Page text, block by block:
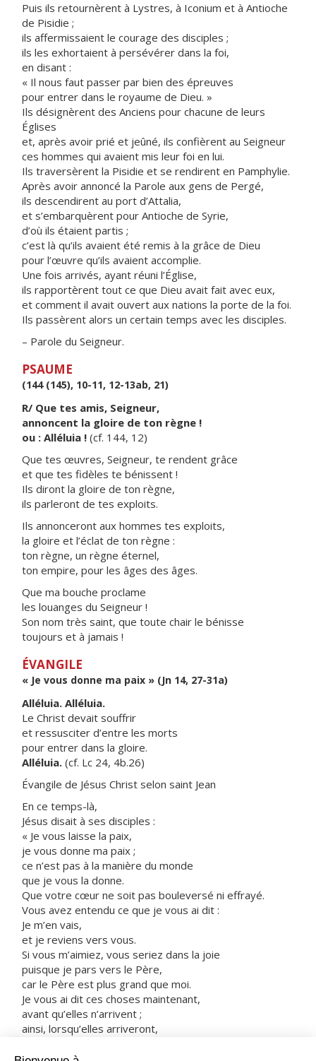
Puis ils retournèrent à Lystres, à Iconium et à Antioche
de Pisidie ;
ils affermissaient le courage des disciples ;
ils les exhortaient à persévérer dans la foi,
en disant :
« Il nous faut passer par bien des épreuves
pour entrer dans le royaume de Dieu. »
Ils désignèrent des Anciens pour chacune de leurs
Églises
et, après avoir prié et jeûné, ils confièrent au Seigneur
ces hommes qui avaient mis leur foi en lui.
Ils traversèrent la Pisidie et se rendirent en Pamphylie.
Après avoir annoncé la Parole aux gens de Pergé,
ils descendirent au port d’Attalia,
et s’embarquèrent pour Antioche de Syrie,
d’où ils étaient partis ;
c’est là qu’ils avaient été remis à la grâce de Dieu
pour l’œuvre qu’ils avaient accomplie.
Une fois arrivés, ayant réuni l’Église,
ils rapportèrent tout ce que Dieu avait fait avec eux,
et comment il avait ouvert aux nations la porte de la foi.
Ils passèrent alors un certain temps avec les disciples.
– Parole du Seigneur.
PSAUME
(144 (145), 10-11, 12-13ab, 21)
R/ Que tes amis, Seigneur,
annoncent la gloire de ton règne !
ou : Alléluia ! (cf. 144, 12)
Que tes œuvres, Seigneur, te rendent grâce
et que tes fidèles te bénissent !
Ils diront la gloire de ton règne,
ils parleront de tes exploits.
Ils annonceront aux hommes tes exploits,
la gloire et l’éclat de ton règne :
ton règne, un règne éternel,
ton empire, pour les âges des âges.
Que ma bouche proclame
les louanges du Seigneur !
Son nom très saint, que toute chair le bénisse
toujours et à jamais !
ÉVANGILE
« Je vous donne ma paix » (Jn 14, 27-31a)
Alléluia. Alléluia.
Le Christ devait souffrir
et ressusciter d’entre les morts
pour entrer dans la gloire.
Alléluia. (cf. Lc 24, 4b.26)
Évangile de Jésus Christ selon saint Jean
En ce temps-là,
Jésus disait à ses disciples :
« Je vous laisse la paix,
je vous donne ma paix ;
ce n’est pas à la manière du monde
que je vous la donne.
Que votre cœur ne soit pas bouleversé ni effrayé.
Vous avez entendu ce que je vous ai dit :
Je m’en vais,
et je reviens vers vous.
Si vous m’aimiez, vous seriez dans la joie
puisque je pars vers le Père,
car le Père est plus grand que moi.
Je vous ai dit ces choses maintenant,
avant qu’elles n’arrivent ;
ainsi, lorsqu’elles arriveront,
Désormais, je ne parlerai plus beaucoup avec vous,